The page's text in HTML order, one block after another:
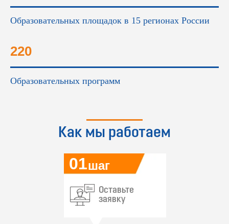
Образовательных площадок в 15 регионах России
220
Образовательных программ
Как мы работаем
01
Оставьте
заявку
шаг